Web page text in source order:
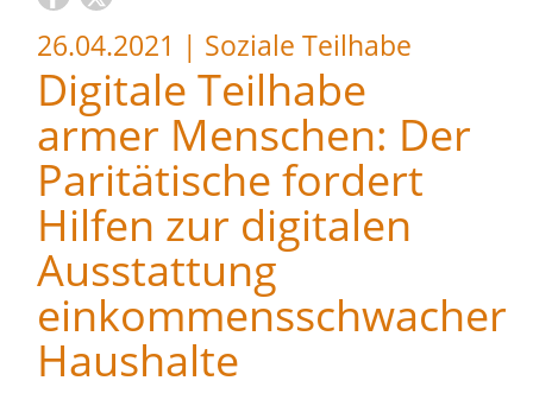
26.04.2021 | Soziale Teilhabe
Digitale Teilhabe
armer Menschen: Der
Paritätische fordert
Hilfen zur digitalen
Ausstattung
einkommensschwacher
Haushalte